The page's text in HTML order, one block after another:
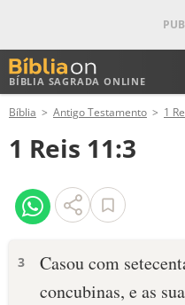
BÍBLIA SAGRADA ONLINE
ANTIGO TESTAMENTO
NOVO TESTAMENTO
VERSÍCULOS
PALAVRA DO DIA
Bíblia Antigo Testamento 1
1 Reis 11:3
3
Casou com
concubinas, e as